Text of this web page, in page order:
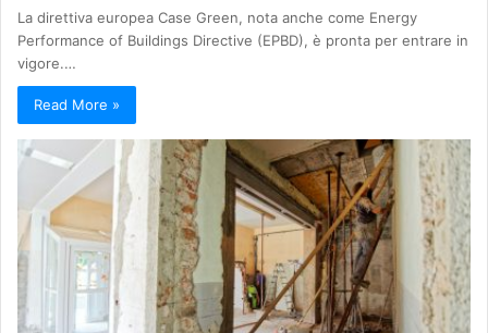
La direttiva europea Case Green, nota anche come Energy
Performance of Buildings Directive (EPBD), è pronta per entrare in
vigore.…
Read More »